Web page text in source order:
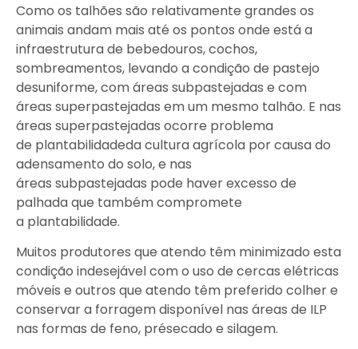
Como os talhões são relativamente grandes os
animais andam mais até os pontos onde está a
infraestrutura de bebedouros, cochos,
sombreamentos, levando a condição de pastejo
desuniforme, com áreas subpastejadas e com
áreas superpastejadas em um mesmo talhão. E nas
áreas superpastejadas ocorre problema
de plantabilidadeda cultura agrícola por causa do
adensamento do solo, e nas
áreas subpastejadas pode haver excesso de
palhada que também compromete
a plantabilidade.
Muitos produtores que atendo têm minimizado esta
condição indesejável com o uso de cercas elétricas
móveis e outros que atendo têm preferido colher e
conservar a forragem disponível nas áreas de ILP
nas formas de feno, présecado e silagem.